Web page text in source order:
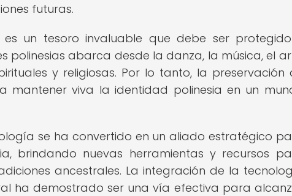
futuras.
es un tesoro invaluable que debe ser
polinesias abarca desde la danza, la música, el
y religiosas. Por lo tanto, la preservación
mantener viva la identidad polinesia en un
se ha convertido en un aliado estratégico
brindando nuevas herramientas y recursos
ancestrales. La integración de la
ha demostrado ser una vía efectiva para